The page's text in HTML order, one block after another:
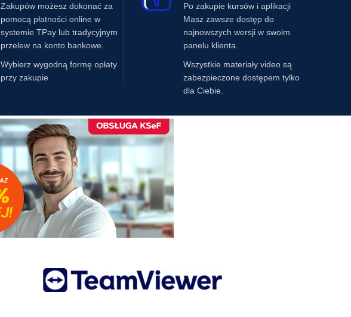
Zakupów możesz dokonać za
pomocą płatności online w
systemie TPay lub tradycyjnym
przelew na konto bankowe.
Wybierz wygodną formę opłaty
przy zakupie
Po zakupie kursów i aplikacji
Masz zawsze dostęp do
najnowszych wersji w swoim
panelu klienta.
Wszystkie materiały video są
zabezpieczone dostępem tylko
dla Ciebie.